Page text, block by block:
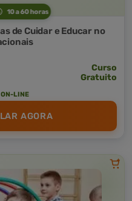
10 a 60 horas
de Cuidar e Educar no
Curso
Gratuito
ON-LINE
AGORA